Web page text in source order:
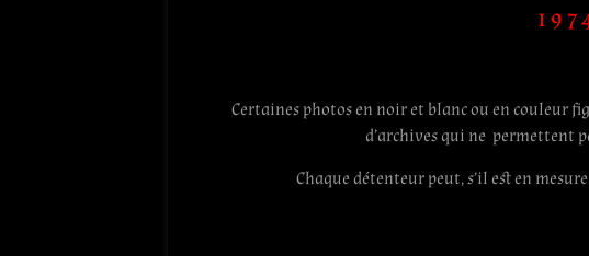
1 9
Certaines photos en noir et blanc ou en couleur
d’archives qui ne permettent
Chaque détenteur peut, s’il est en